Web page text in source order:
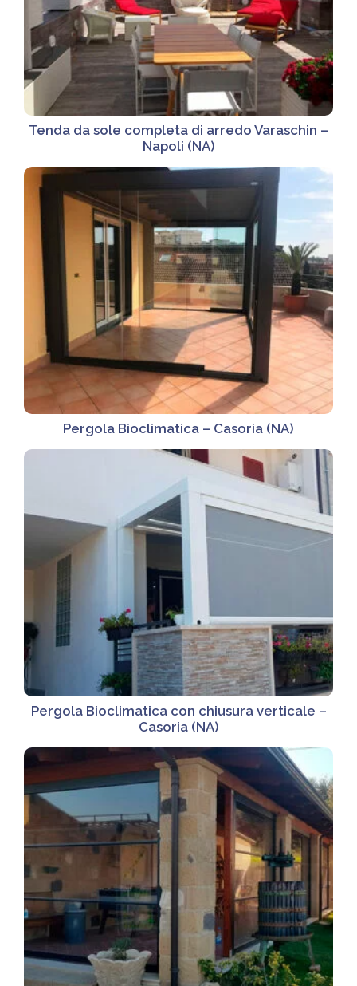
Tenda da sole completa di arredo Varaschin –
Napoli (NA)
Pergola Bioclimatica – Casoria (NA)
Pergola Bioclimatica con chiusura verticale –
Casoria (NA)